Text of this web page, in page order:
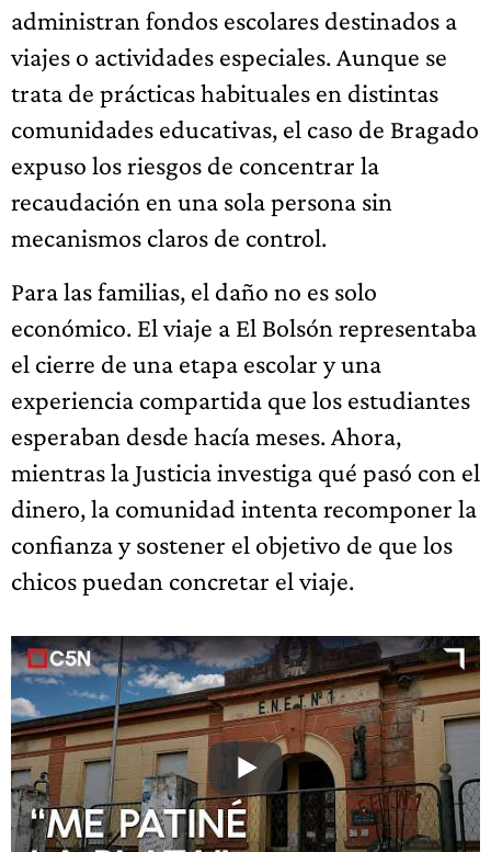
administran fondos escolares destinados a
viajes o actividades especiales. Aunque se
trata de prácticas habituales en distintas
comunidades educativas, el caso de Bragado
expuso los riesgos de concentrar la
recaudación en una sola persona sin
mecanismos claros de control.
Para las familias, el daño no es solo
económico. El viaje a El Bolsón representaba
el cierre de una etapa escolar y una
experiencia compartida que los estudiantes
esperaban desde hacía meses. Ahora,
mientras la Justicia investiga qué pasó con el
dinero, la comunidad intenta recomponer la
confianza y sostener el objetivo de que los
chicos puedan concretar el viaje.